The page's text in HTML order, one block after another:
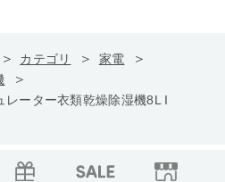
カテゴリ
家電
レーター衣類乾燥除湿機8L I